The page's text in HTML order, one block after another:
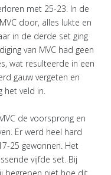
met 25-23. In de
door, alles lukte en
in de derde set ging
van MVC had geen
wat resulteerde in een
gauw vergeten en
het veld in.
de voorsprong en
Er werd heel hard
25 gewonnen. Het
vijfde set. Bij